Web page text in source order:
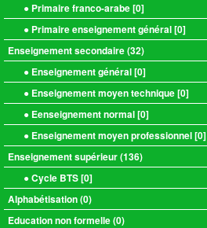
● Primaire franco-arabe [0]
● Primaire enseignement général [0]
Enseignement secondaire (32)
● Enseignement général [0]
● Enseignement moyen technique [0]
● Eenseignement normal [0]
● Enseignement moyen professionnel [0]
Enseignement supérieur (136)
● Cycle BTS [0]
Alphabétisation (0)
Education non formelle (0)